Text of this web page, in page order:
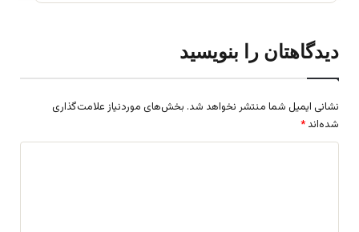
دیدگاهتان را بنویسید
نشانی ایمیل شما منتشر نخواهد شد. بخش‌های موردنیاز علامت‌گذاری
شده‌اند *